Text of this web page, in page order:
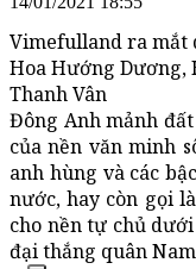
Vimefulland ra mắt
Hoa Hướng
Thanh Vân
Đông Anh mảnh
của nền văn minh
anh hùng và các
nước, hay còn gọi
cho nền tự chủ
đại thắng quân